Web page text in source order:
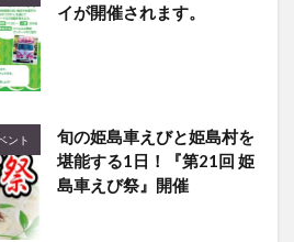
イが開催されます。
ント
旬の姫島車えびと姫島村を
堪能する1日！『第21回 姫
島車えび祭』開催